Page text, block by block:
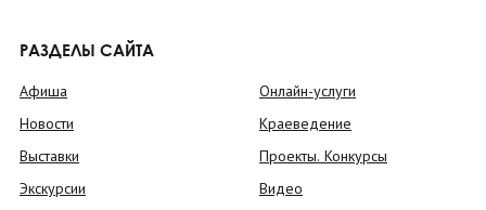
РАЗДЕЛЫ САЙТА
Афиша
Новости
Выставки
Экскурсии
Онлайн-услуги
Краеведение
Проекты. Конкурсы
Видео